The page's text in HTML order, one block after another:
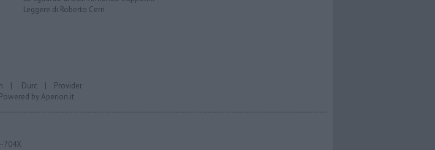
Leggere di Roberto Cerri
| Durc | Provider
byAperion.it
704X